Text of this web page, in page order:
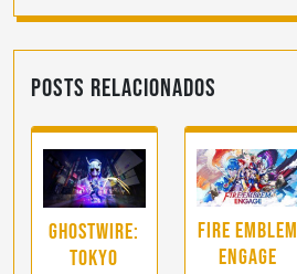
Posts Relacionados
Ghostwire:
Tokyo
Fire Emblem
Engage